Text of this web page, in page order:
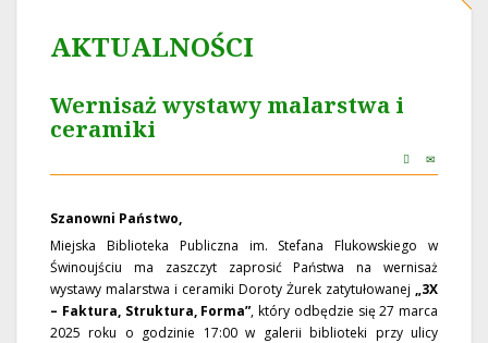
AKTUALNOŚCI
Wernisaż wystawy malarstwa i
ceramiki
Szanowni Państwo,
Miejska Biblioteka Publiczna im. Stefana Flukowskiego w
Świnoujściu ma zaszczyt zaprosić Państwa na wernisaż
wystawy malarstwa i ceramiki Doroty Żurek zatytułowanej „3X
– Faktura, Struktura, Forma”, który odbędzie się 27 marca
2025 roku o godzinie 17:00 w galerii biblioteki przy ulicy